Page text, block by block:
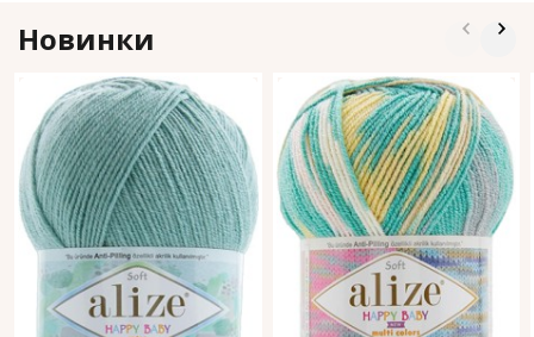
Новинки